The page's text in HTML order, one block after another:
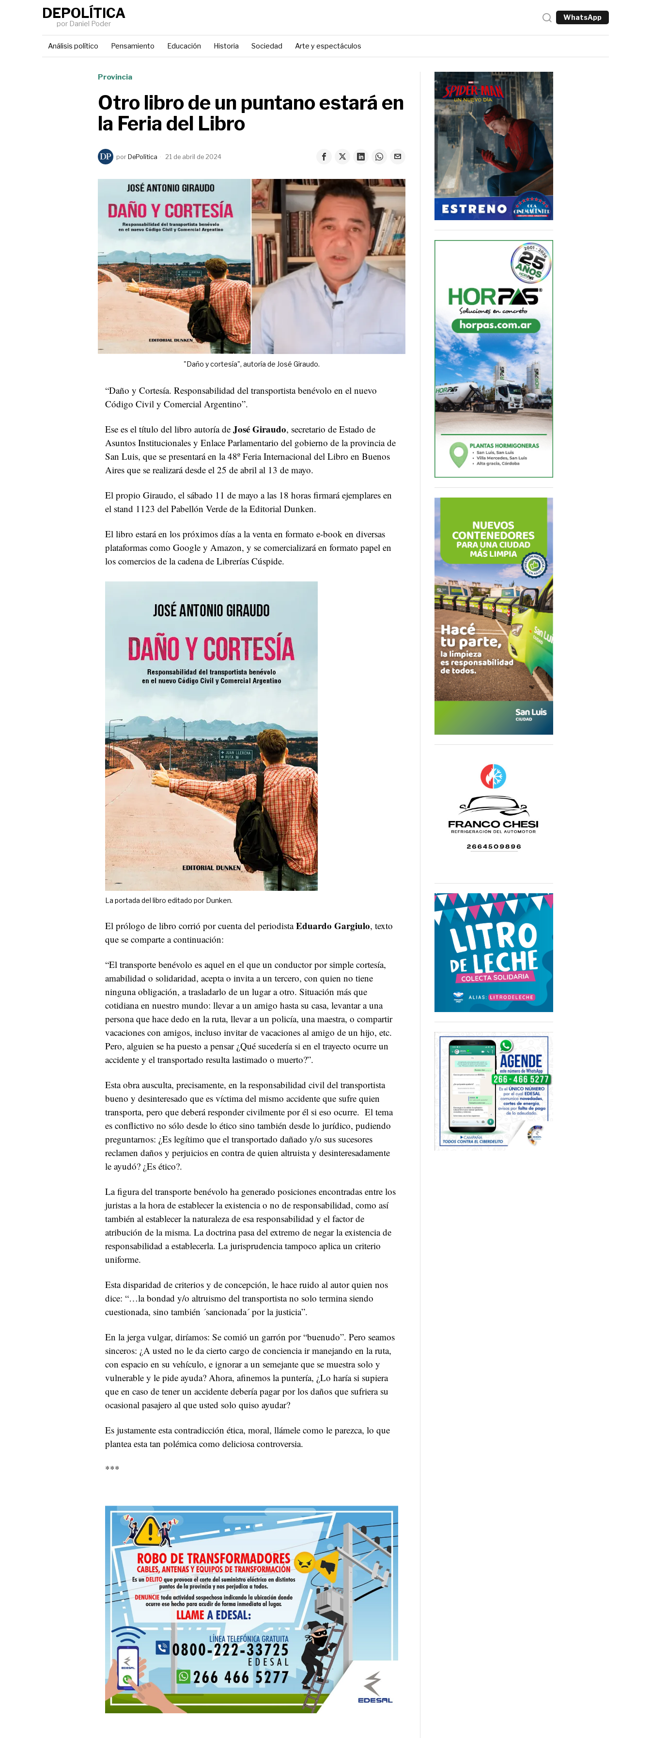
DEPOLÍTICA
por Daniel Poder
WhatsApp
Análisis político Pensamiento Educación Historia Sociedad Arte y espectáculos
Provincia
Otro libro de un puntano estará en
la Feria del Libro
por DePolítica 21 de abril de 2024
"Daño y cortesía", autoría de José Giraudo.
“Daño y Cortesía. Responsabilidad del transportista benévolo en el nuevo
Código Civil y Comercial Argentino”.
Ese es el título del libro autoría de José Giraudo, secretario de Estado de
Asuntos Institucionales y Enlace Parlamentario del gobierno de la provincia de
San Luis, que se presentará en la 48º Feria Internacional del Libro en Buenos
Aires que se realizará desde el 25 de abril al 13 de mayo.
El propio Giraudo, el sábado 11 de mayo a las 18 horas firmará ejemplares en
el stand 1123 del Pabellón Verde de la Editorial Dunken.
El libro estará en los próximos días a la venta en formato e-book en diversas
plataformas como Google y Amazon, y se comercializará en formato papel en
los comercios de la cadena de Librerías Cúspide.
La portada del libro editado por Dunken.
El prólogo de libro corrió por cuenta del periodistaEduardo Gargiulo, texto
que se comparte a continuación:
“El transporte benévolo es aquel en el que un conductor por simple cortesía,
amabilidad o solidaridad, acepta o invita a un tercero, con quien no tiene
ninguna obligación, a trasladarlo de un lugar a otro. Situación más que
cotidiana en nuestro mundo: llevar a un amigo hasta su casa, levantar a una
persona que hace dedo en la ruta, llevar a un policía, una maestra, o compartir
vacaciones con amigos, incluso invitar de vacaciones al amigo de un hijo, etc.
Pero, alguien se ha puesto a pensar ¿Qué sucedería si en el trayecto ocurre un
accidente y el transportado resulta lastimado o muerto?”.
Esta obra ausculta, precisamente, en la responsabilidad civil del transportista
bueno y desinteresado que es víctima del mismo accidente que sufre quien
transporta, pero que deberá responder civilmente por él si eso ocurre. El tema
es conflictivo no sólo desde lo ético sino también desde lo jurídico, pudiendo
preguntarnos: ¿Es legítimo que el transportado dañado y/o sus sucesores
reclamen daños y perjuicios en contra de quien altruista y desinteresadamente
le ayudó? ¿Es ético?.
La figura del transporte benévolo ha generado posiciones encontradas entre los
juristas a la hora de establecer la existencia o no de responsabilidad, como así
también al establecer la naturaleza de esa responsabilidad y el factor de
atribución de la misma. La doctrina pasa del extremo de negar la existencia de
responsabilidad a establecerla. La jurisprudencia tampoco aplica un criterio
uniforme.
Esta disparidad de criterios y de concepción, le hace ruido al autor quien nos
dice: “…la bondad y/o altruismo del transportista no solo termina siendo
cuestionada, sino también ´sancionada´ por la justicia”.
En la jerga vulgar, diríamos: Se comió un garrón por “buenudo”. Pero seamos
sinceros: ¿A usted no le da cierto cargo de conciencia ir manejando en la ruta,
con espacio en su vehículo, e ignorar a un semejante que se muestra solo y
vulnerable y le pide ayuda? Ahora, afinemos la puntería, ¿Lo haría si supiera
que en caso de tener un accidente debería pagar por los daños que sufriera su
ocasional pasajero al que usted solo quiso ayudar?
Es justamente esta contradicción ética, moral, llámele como le parezca, lo que
plantea esta tan polémica como deliciosa controversia.
***